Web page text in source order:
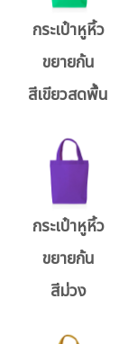
กระเป๋าหูหิ้ว
ขยายก้น
สีเขียวสดพื้น
กระเป๋าหูหิ้ว
ขยายก้น
สีม่วง